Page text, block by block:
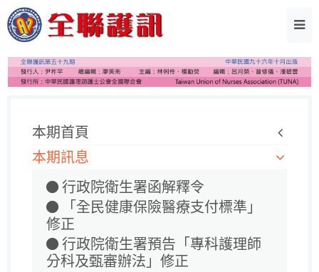
本期首頁
本期訊息
行政院衛生署函解釋令
「全民健康保險醫療支付標準」
修正
行政院衛生署預告「專科護理師
分科及甄審辦法」修正